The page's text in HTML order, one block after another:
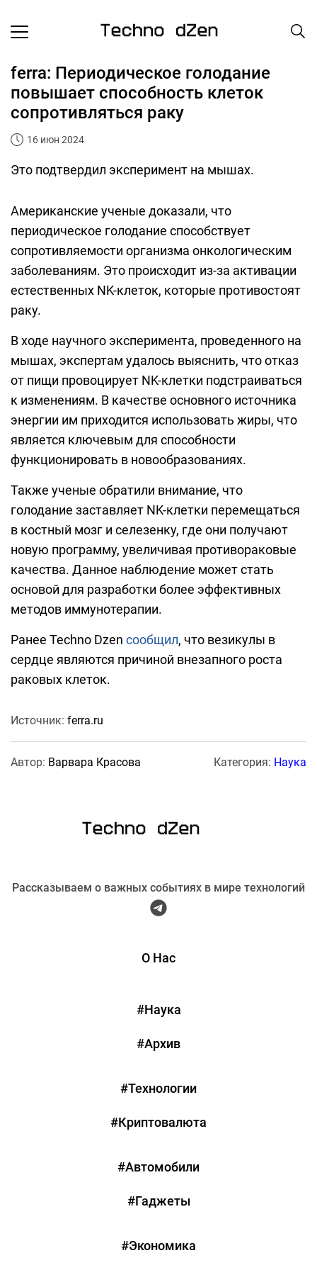
ferra: Периодическое голодание
повышает способность клеток
сопротивляться раку
16 июн 2024
Это подтвердил эксперимент на мышах.
Американские ученые доказали, что
периодическое голодание способствует
сопротивляемости организма онкологическим
заболеваниям. Это происходит из-за активации
естественных NK-клеток, которые противостоят
раку.
В ходе научного эксперимента, проведенного на
мышах, экспертам удалось выяснить, что отказ
от пищи провоцирует NK-клетки подстраиваться
к изменениям. В качестве основного источника
энергии им приходится использовать жиры, что
является ключевым для способности
функционировать в новообразованиях.
Также ученые обратили внимание, что
голодание заставляет NK-клетки перемещаться
в костный мозг и селезенку, где они получают
новую программу, увеличивая противораковые
качества. Данное наблюдение может стать
основой для разработки более эффективных
методов иммунотерапии.
Ранее Techno Dzen сообщил, что везикулы в
сердце являются причиной внезапного роста
раковых клеток.
Источник: ferra.ru
Автор: Варвара Красова Категория: Наука
Рассказываем о важных событиях в мире технологий
О Нас
#Наука
#Архив
#Технологии
#Криптовалюта
#Автомобили
#Гаджеты
#Экономика